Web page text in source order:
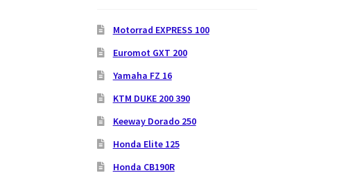
Motorrad EXPRESS 100
Euromot GXT 200
Yamaha FZ 16
KTM DUKE 200 390
Keeway Dorado 250
Honda Elite 125
Honda CB190R